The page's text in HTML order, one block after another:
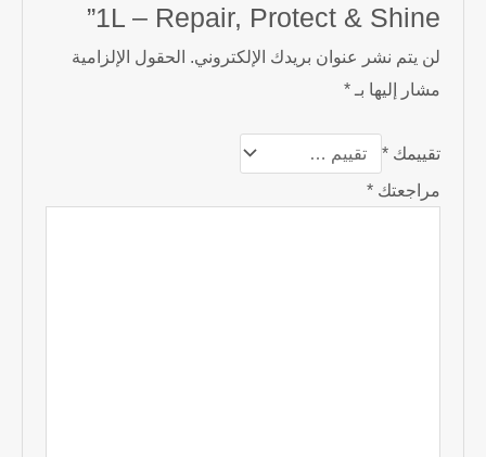
1L – Repair, Protect & Shine”
لن يتم نشر عنوان بريدك الإلكتروني. الحقول الإلزامية
مشار إليها بـ*
تقييمك*
مراجعتك*